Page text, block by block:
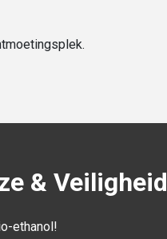
& Veiligheid
ethanol!